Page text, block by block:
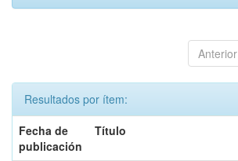
Anterior
Resultados por ítem:
Fecha de
publicación
Título